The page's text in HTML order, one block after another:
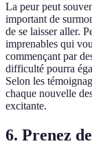
La peur peut
important de
de se laisser aller.
imprenables qui
commençant par
difficulté pourra
Selon les
chaque nouvelle
excitante.
6. Prenez